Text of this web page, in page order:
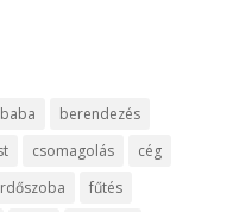
baba
berendezés
csomagolás
cég
fűtés